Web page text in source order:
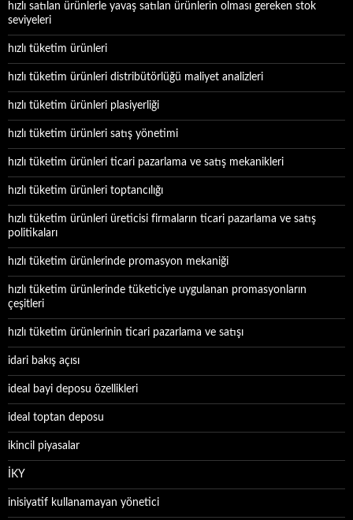
hızlı satılan ürünlerle yavaş satılan ürünlerin olması gereken stok
seviyeleri
hızlı tüketim ürünleri
hızlı tüketim ürünleri distribütörlüğü maliyet analizleri
hızlı tüketim ürünleri plasiyerliği
hızlı tüketim ürünleri satış yönetimi
hızlı tüketim ürünleri ticari pazarlama ve satış mekanikleri
hızlı tüketim ürünleri toptancılığı
hızlı tüketim ürünleri üreticisi firmaların ticari pazarlama ve satış
politikaları
hızlı tüketim ürünlerinde promasyon mekaniği
hızlı tüketim ürünlerinde tüketiciye uygulanan promasyonların
çeşitleri
hızlı tüketim ürünlerinin ticari pazarlama ve satışı
idari bakış açısı
ideal bayi deposu özellikleri
ideal toptan deposu
ikincil piyasalar
İKY
inisiyatif kullanamayan yönetici